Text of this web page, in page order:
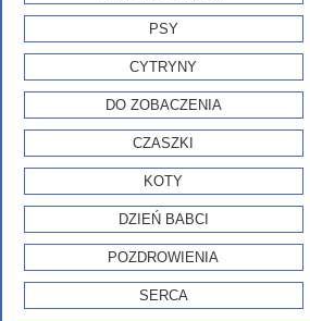
PSY
CYTRYNY
DO ZOBACZENIA
CZASZKI
KOTY
DZIEŃ BABCI
POZDROWIENIA
SERCA